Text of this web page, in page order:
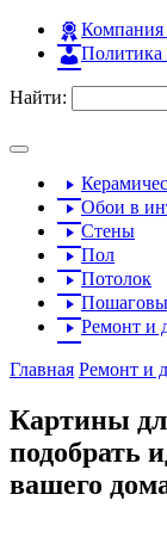
Компания
Политика
Найти:
Обои в
Стены
Пол
Потолок
Ремонт и
Главная Ремонт и
Картины
подобрать
вашего